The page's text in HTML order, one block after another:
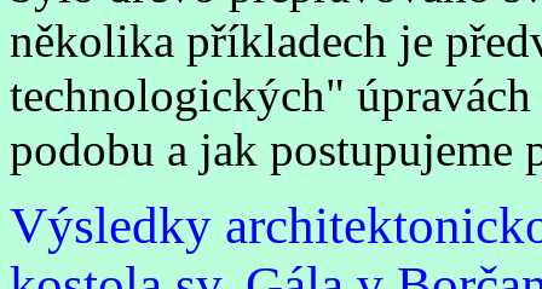
několika příkladech je
technologických"
podobu a jak postupujeme
Výsledky